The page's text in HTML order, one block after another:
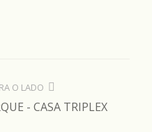
O LADO